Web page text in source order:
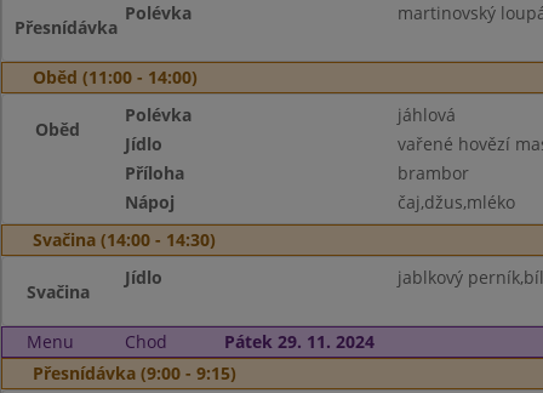
Přesnídávka
Polévka martinovský
Oběd (11:00 - 14:00)
Oběd
Polévka
jáhlová
Jídlo
vařené hovězí
Příloha
brambor
Nápoj
čaj,džus,mléko
Svačina (14:00 - 14:30)
Svačina
Jídlo jablkový
Menu Chod
Pátek 29. 11. 2024
Přesnídávka (9:00 - 9:15)